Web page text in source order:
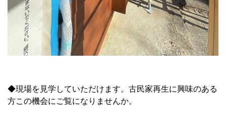
◆現場を見学していただけます。古民家再生に興味のある
方この機会にご覧になりませんか。